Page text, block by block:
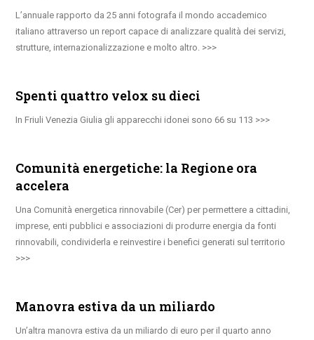
L’annuale rapporto da 25 anni fotografa il mondo accademico
italiano attraverso un report capace di analizzare qualità dei servizi,
strutture, internazionalizzazione e molto altro.
Spenti quattro velox su dieci
In Friuli Venezia Giulia gli apparecchi idonei sono 66 su 113
Comunità energetiche: la Regione ora
accelera
Una Comunità energetica rinnovabile (Cer) per permettere a cittadini,
imprese, enti pubblici e associazioni di produrre energia da fonti
rinnovabili, condividerla e reinvestire i benefici generati sul territorio
Manovra estiva da un miliardo
Un’altra manovra estiva da un miliardo di euro per il quarto anno